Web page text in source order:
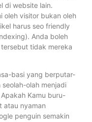
di website lain.
oleh visitor bukan oleh
harus seo friendly
Anda boleh
tidak mereka
basi yang berputar-
olah menjadi
Kamu buru-
atau nyaman
penguin semakin